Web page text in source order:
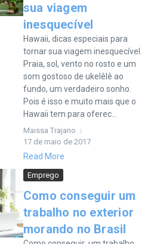
sua viagem
inesquecível
Hawaii, dicas especiais para
tornar sua viagem inesquecível.
Praia, sol, vento no rosto e um
som gostoso de ukelêlê ao
fundo, um verdadeiro sonho.
Pois é isso e muito mais que o
Hawaii tem para oferec...
Maissa Trajano
17 de maio de 2017
Read More
Emprego
Como conseguir um
trabalho no exterior
morando no Brasil